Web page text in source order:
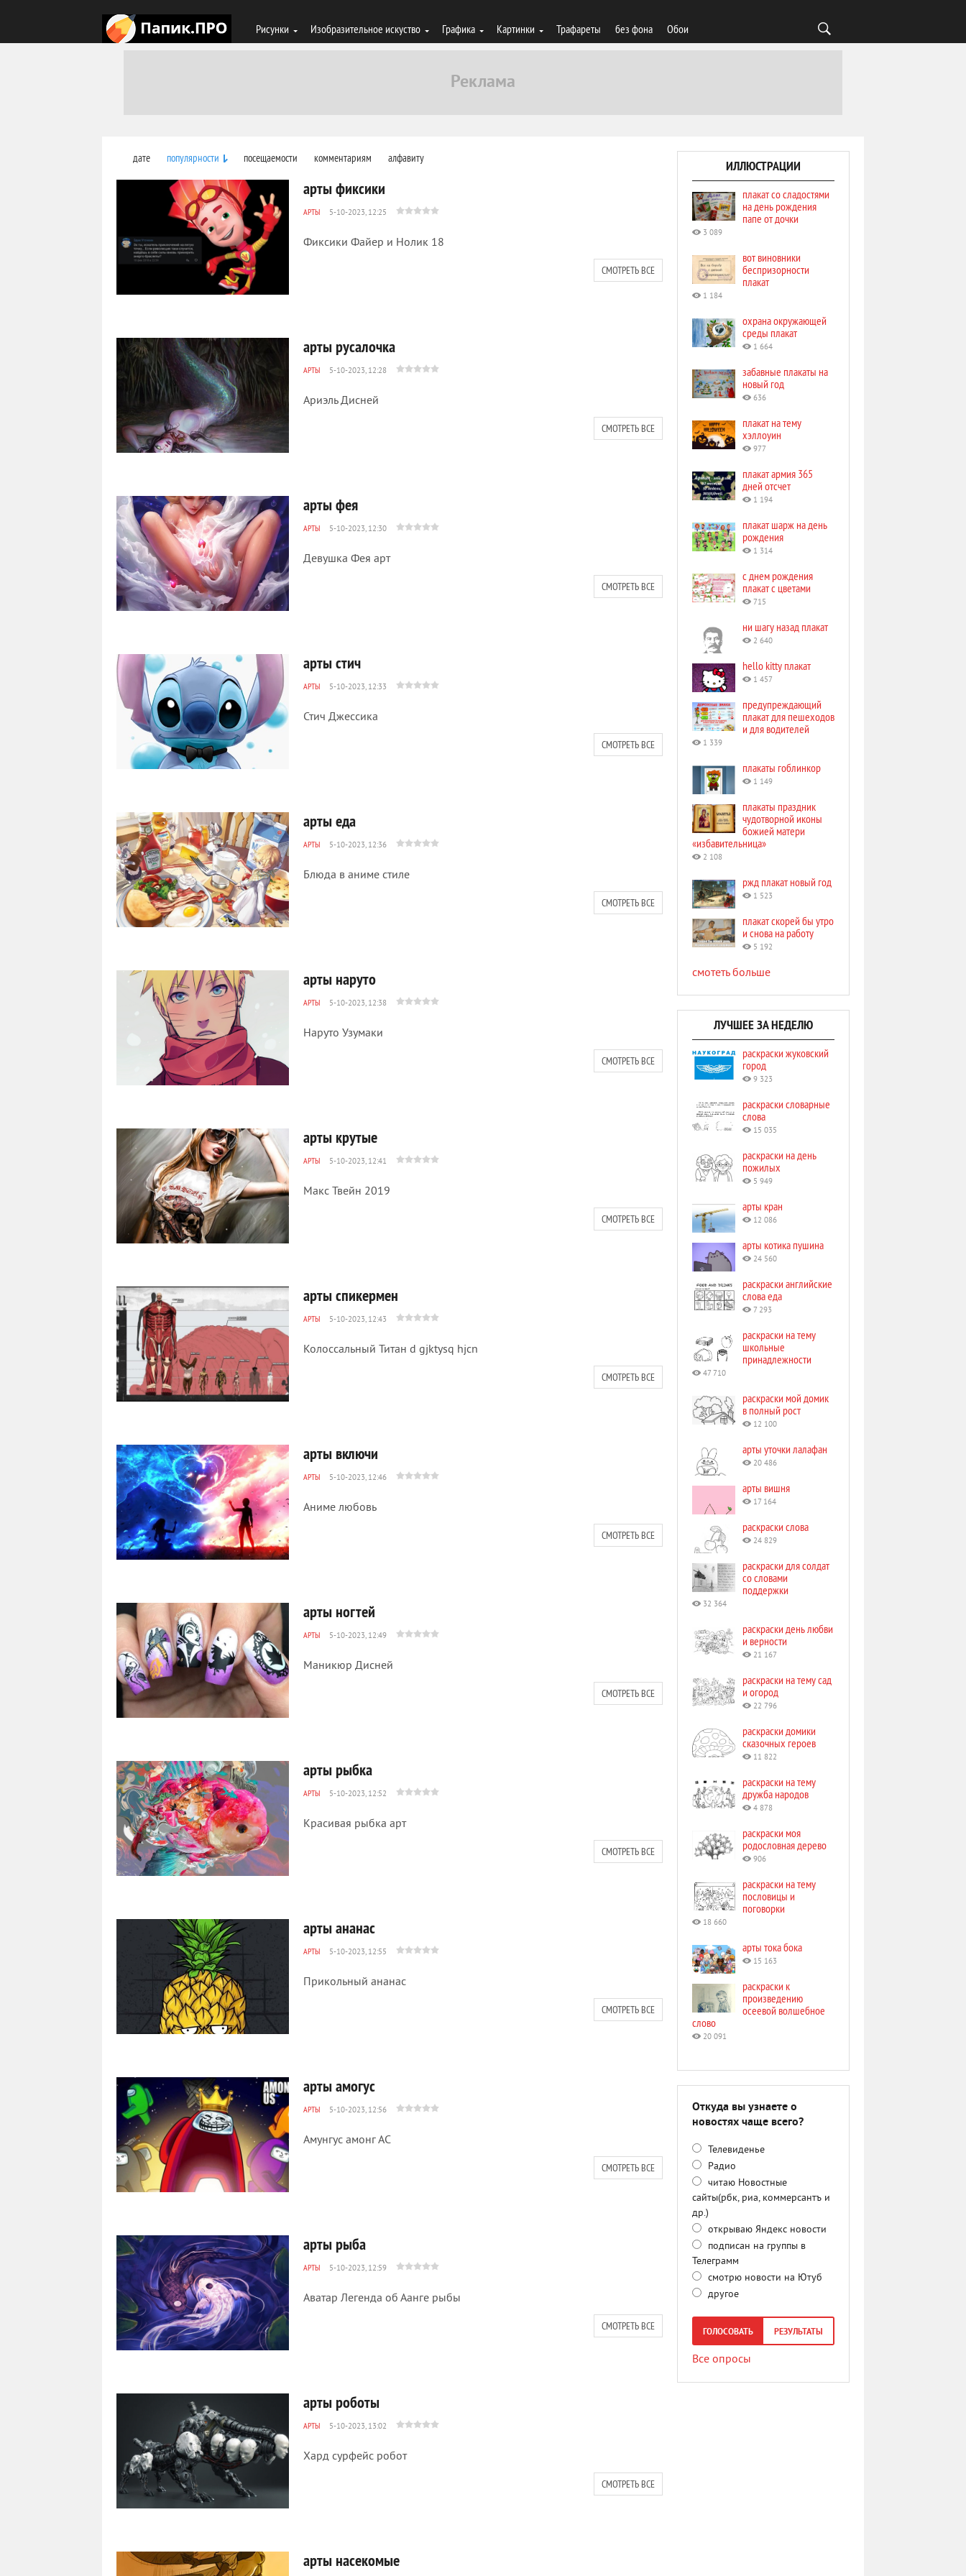
Рисунки Изобразительное искуство Графика Картинки Трафареты без фона Обои
дате популярности посещаемости комментариям алфавиту
арты фиксики
АРТЫ 5-10-2023, 12:25
Фиксики Файер и Нолик 18
СМОТРЕТЬ ВСЕ
арты русалочка
АРТЫ 5-10-2023, 12:28
Ариэль Дисней
СМОТРЕТЬ ВСЕ
арты фея
АРТЫ 5-10-2023, 12:30
Девушка Фея арт
СМОТРЕТЬ ВСЕ
арты стич
АРТЫ 5-10-2023, 12:33
Стич Джессика
СМОТРЕТЬ ВСЕ
арты еда
АРТЫ 5-10-2023, 12:36
Блюда в аниме стиле
СМОТРЕТЬ ВСЕ
арты наруто
АРТЫ 5-10-2023, 12:38
Наруто Узумаки
СМОТРЕТЬ ВСЕ
арты крутые
АРТЫ 5-10-2023, 12:41
Макс Твейн 2019
СМОТРЕТЬ ВСЕ
арты спикермен
АРТЫ 5-10-2023, 12:43
Колоссальный Титан d gjktysq hjcn
СМОТРЕТЬ ВСЕ
арты включи
АРТЫ 5-10-2023, 12:46
Аниме любовь
СМОТРЕТЬ ВСЕ
арты ногтей
АРТЫ 5-10-2023, 12:49
Маникюр Дисней
СМОТРЕТЬ ВСЕ
арты рыбка
АРТЫ 5-10-2023, 12:52
Красивая рыбка арт
СМОТРЕТЬ ВСЕ
арты ананас
АРТЫ 5-10-2023, 12:55
Прикольный ананас
СМОТРЕТЬ ВСЕ
арты амогус
АРТЫ 5-10-2023, 12:56
Амунгус амонг АС
СМОТРЕТЬ ВСЕ
арты рыба
АРТЫ 5-10-2023, 12:59
Аватар Легенда об Аанге рыбы
СМОТРЕТЬ ВСЕ
арты роботы
АРТЫ 5-10-2023, 13:02
Хард сурфейс робот
СМОТРЕТЬ ВСЕ
арты насекомые
ИЛЛЮСТРАЦИИ
плакат со сладостями
на день рождения
папе от дочки
3 089
вот виновники
беспризорности
плакат
1 184
охрана окружающей
среды плакат
1 664
забавные плакаты на
новый год
636
плакат на тему
хэллоуин
977
плакат армия 365
дней отсчет
1 194
плакат шарж на день
рождения
1 314
с днем рождения
плакат с цветами
715
ни шагу назад плакат
2 640
hello kitty плакат
1 457
предупреждающий
плакат для пешеходов
и для водителей
1 339
плакаты гоблинкор
1 149
плакаты праздник
чудотворной иконы
божией матери
«избавительница»
2 108
ржд плакат новый год
1 523
плакат скорей бы утро
и снова на работу
5 192
смотеть больше
ЛУЧШЕЕ ЗА НЕДЕЛЮ
раскраски жуковский
город
9 323
раскраски словарные
слова
15 035
раскраски на день
пожилых
5 949
арты кран
12 086
арты котика пушина
24 560
раскраски английские
слова еда
7 293
раскраски на тему
школьные
принадлежности
47 710
раскраски мой домик
в полный рост
12 100
арты уточки лалафан
20 486
арты вишня
17 164
раскраски слова
24 829
раскраски для солдат
со словами
поддержки
32 364
раскраски день любви
и верности
21 167
раскраски на тему сад
и огород
22 796
раскраски домики
сказочных героев
11 822
раскраски на тему
дружба народов
4 878
раскраски моя
родословная дерево
906
раскраски на тему
пословицы и
поговорки
18 660
арты тока бока
15 163
раскраски к
произведению
осеевой волшебное
слово
20 091
Откуда вы узнаете о
новостях чаще всего?
Телевиденье
Радио
читаю Новостные
сайты(рбк, риа, коммерсантъ и
др.)
открываю Яндекс новости
подписан на группы в
Телеграмм
смотрю новости на Ютуб
другое
ГОЛОСОВАТЬ РЕЗУЛЬТАТЫ
Все опросы